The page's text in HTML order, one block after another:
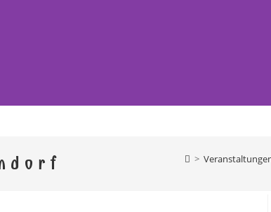
Altengesees, Thimmendorf,
>